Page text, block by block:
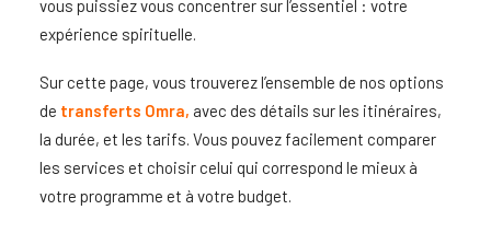
vous puissiez vous concentrer sur l’essentiel : votre
expérience spirituelle.
Sur cette page, vous trouverez l’ensemble de nos options
de transferts Omra, avec des détails sur les itinéraires,
la durée, et les tarifs. Vous pouvez facilement comparer
les services et choisir celui qui correspond le mieux à
votre programme et à votre budget.